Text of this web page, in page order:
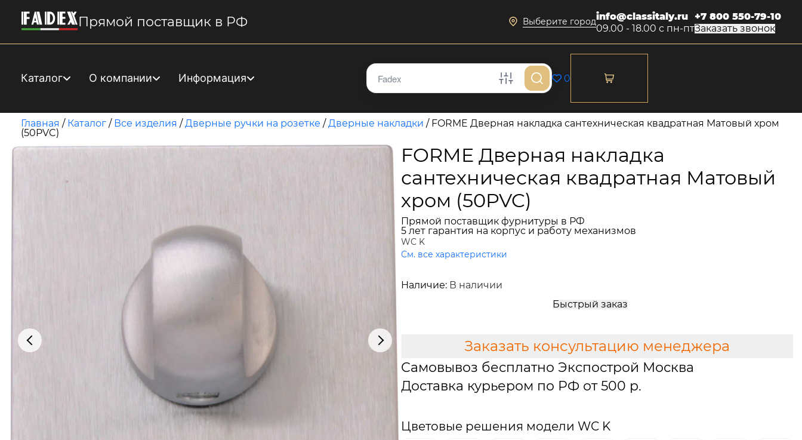
Прямой поставщик в РФ Выберите городinfo@classitaly.ru
09.00 - 18.00 с пн-пт
+7 800 550-79-10
Заказать звонок
Каталог О компании Информация 0
Главная / Каталог / Все изделия /Дверные ручки на розетке /Дверные накладки / FORME Дверная накладка сантехническая квадратная Матовый хром
(50PVC)
FORME Дверная накладка
сантехническая квадратная Матовый
хром (50PVC)
Прямой поставщик фурнитуры в РФ
5 лет гарантия на корпус и работу механизмов
WC K
См. все характеристики
Наличие: В наличии
Быстрый заказ
Заказать консультацию менеджера
Самовывоз бесплатно Экспострой Москва
Доставка курьером по РФ от 500 р.
Цветовые решения модели WC K